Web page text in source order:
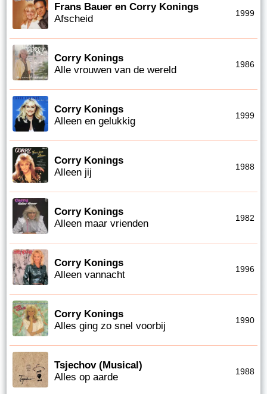
Frans Bauer en Corry Konings
Afscheid
1999
Corry Konings
Alle vrouwen van de wereld
1986
Corry Konings
Alleen en gelukkig
1999
Corry Konings
Alleen jij
1988
Corry Konings
Alleen maar vrienden
1982
Corry Konings
Alleen vannacht
1996
Corry Konings
Alles ging zo snel voorbij
1990
Tsjechov (Musical)
Alles op aarde
1988